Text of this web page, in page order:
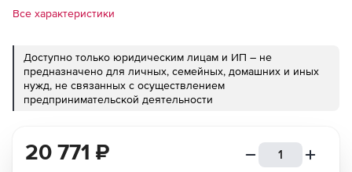
Все характеристики
Доступно только юридическим лицам и ИП – не
предназначено для личных, семейных, домашних и иных
нужд, не связанных с осуществлением
предпринимательской деятельности
20 771 ₽